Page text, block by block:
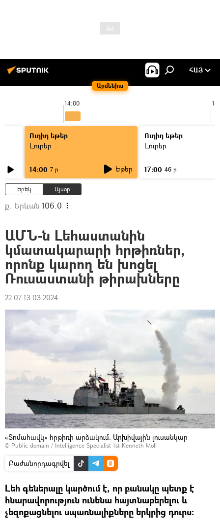
Արմենիա
ՀԱՅ
14:00
Ուղիղ եթեր
Լուրեր
14:00 7 ր Եթեր
Ուղիղ եթեր
Լուրեր
17:00 46 ր
Երեկ Այսօր
ք. Երևան 106.0
ԱՄՆ-ն Լեհաստանին
կմատակարարի հրթիռներ,
որոնք կարող են խոցել
Ռուսաստանի թիրախները
22:07 13.03.2024
«Տոմահավկ» հրթիռի արձակում. Արխիվային լուսանկար
© Public domain / Intelligence Specialist 1st Kenneth Moll
Բաժանորդագրվել
Լեհ գեներալը կարծում է, որ բանակը պետք է
հնարավորություն ունենա հայտնաբերելու և
չեզոքացնելու սպառնալիքները երկրից դուրս։